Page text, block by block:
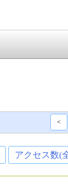
<
アクセス数(